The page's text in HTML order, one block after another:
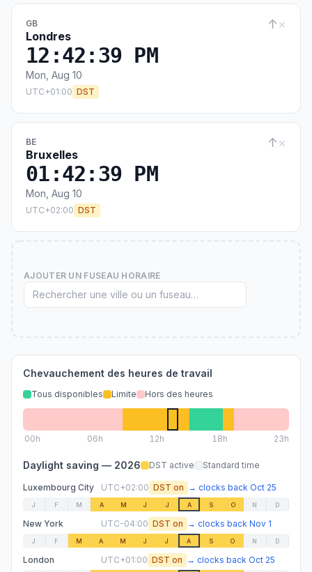
GB
Londres
↑×
12:42:40 PM
Mon, Aug 10
UTC+01:00 DST
BE
Bruxelles
↑×
01:42:40 PM
Mon, Aug 10
UTC+02:00 DST
AJOUTER UN FUSEAU HORAIRE
Chevauchement des heures de travail
Tous disponibles Limite Hors des heures
00h 06h 12h 18h 23h
Daylight saving — 2026 DST active Standard time
Luxembourg City UTC+02:00 DST on → clocks back Oct 25
J F M A M J J A S O N D
New York UTC-04:00 DST on → clocks back Nov 1
J F M A M J J A S O N D
London UTC+01:00 DST on → clocks back Oct 25